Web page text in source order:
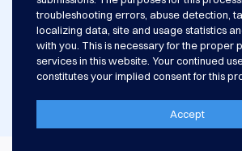
البحث
عن
المجال
بحث
نطاق
الذكاء
بحث
لل
troubleshooting errors, abuse detection,
localizing data, site and usage statistics
with you. This is necessary for the proper
services in this website. Your continued
constitutes your implied consent for this
سياسة الخصوصية
شروط الاستخدام
معلومات تعليمية للمسجل
مزايا ومسؤوليات المسجلين